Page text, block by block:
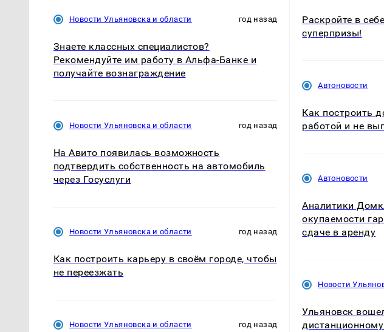
Новости Ульяновска и области год назад
Знаете классных специалистов?
Рекомендуйте им работу в Альфа-Банке и
получайте вознаграждение
Новости Ульяновска и области год назад
На Авито появилась возможность
подтвердить собственность на автомобиль
через Госуслуги
Новости Ульяновска и области год назад
Как построить карьеру в своём городе, чтобы
не переезжать
Новости Ульяновска и области год назад
Раскройте в
суперпризы!
Автоновости
Как построить
работой и не
Автоновости
Аналитики
окупаемости
сдаче в аренду
Новости
Ульяновск